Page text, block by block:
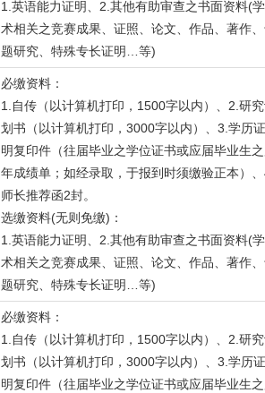
1.英语能力证明、2.其他有助审查之书面资料(学
术相关之竞赛成果、证照、论文、作品、著作
题研究、特殊专长证明…等)
必缴资料：
1.自传（以计算机打印，1500字以内）、2.研
划书（以计算机打印，3000字以内）、3.学历证
明复印件（往届毕业之学位证书或应届毕业生
年成绩单；如经录取，于报到时须缴验正本）
师长推荐函2封。
选缴资料(无则免缴)：
1.英语能力证明、2.其他有助审查之书面资料(学
术相关之竞赛成果、证照、论文、作品、著作
题研究、特殊专长证明…等)
必缴资料：
1.自传（以计算机打印，1500字以内）、2.研
划书（以计算机打印，3000字以内）、3.学历证
明复印件（往届毕业之学位证书或应届毕业生